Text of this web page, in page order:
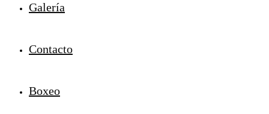
Galería
Contacto
Boxeo